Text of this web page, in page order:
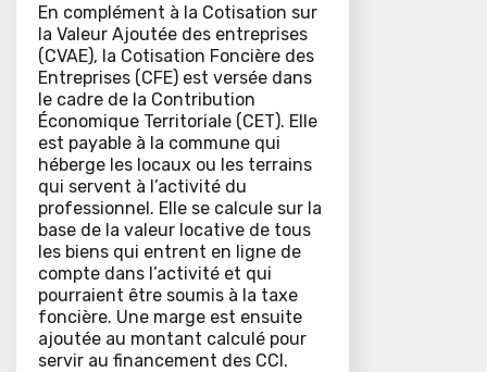
En complément à la Cotisation sur
la Valeur Ajoutée des entreprises
(CVAE), la Cotisation Foncière des
Entreprises (CFE) est versée dans
le cadre de la Contribution
Économique Territoriale (CET). Elle
est payable à la commune qui
héberge les locaux ou les terrains
qui servent à l’activité du
professionnel. Elle se calcule sur la
base de la valeur locative de tous
les biens qui entrent en ligne de
compte dans l’activité et qui
pourraient être soumis à la taxe
foncière. Une marge est ensuite
ajoutée au montant calculé pour
servir au financement des CCI.